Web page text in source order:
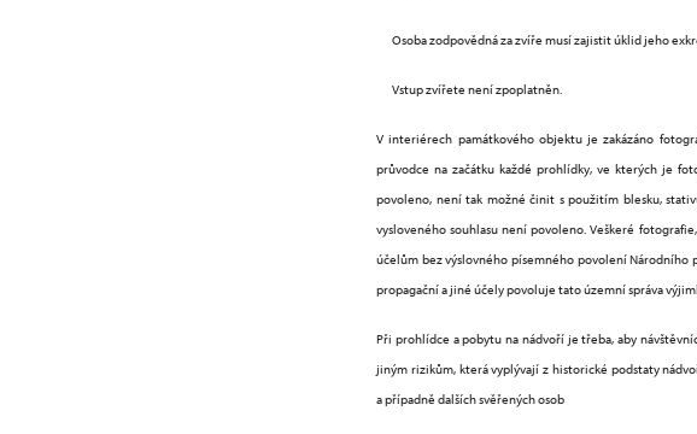
Osoba zodpovědná za zvíře musí zajistit úklid jeho
Vstup zvířete není zpoplatněn.
V interiérech památkového objektu je zakázáno
průvodce na začátku každé prohlídky, ve kterých je
povoleno, není tak možné činit s použitím blesku,
vysloveného souhlasu není povoleno. Veškeré
účelům bez výslovného písemného povolení Národního
propagační a jiné účely povoluje tato územní správa
Při prohlídce a pobytu na nádvoří je třeba, aby
jiným rizikům, která vyplývají z historické podstaty
a případně dalších svěřených osob